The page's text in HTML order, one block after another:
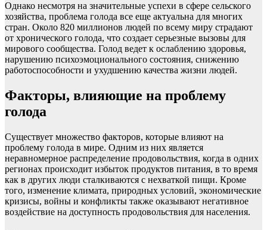
Однако несмотря на значительные успехи в сфере сельского
хозяйства, проблема голода все еще актуальна для многих
стран. Около 820 миллионов людей по всему миру страдают
от хронического голода, что создает серьезные вызовы для
мирового сообщества. Голод ведет к ослаблению здоровья,
нарушению психоэмоционального состояния, снижению
работоспособности и ухудшению качества жизни людей.
Факторы, влияющие на проблему
голода
Существует множество факторов, которые влияют на
проблему голода в мире. Одним из них является
неравномерное распределение продовольствия, когда в одних
регионах происходит избыток продуктов питания, в то время
как в других люди сталкиваются с нехваткой пищи. Кроме
того, изменение климата, природных условий, экономические
кризисы, войны и конфликты также оказывают негативное
воздействие на доступность продовольствия для населения.